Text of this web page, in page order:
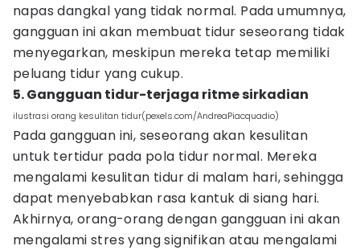
napas dangkal yang tidak normal. Pada umumnya,
gangguan ini akan membuat tidur seseorang tidak
menyegarkan, meskipun mereka tetap memiliki
peluang tidur yang cukup.
5. Gangguan tidur-terjaga ritme sirkadian
ilustrasi orang kesulitan tidur(pexels.com/AndreaPiacquadio)
Pada gangguan ini, seseorang akan kesulitan
untuk tertidur pada pola tidur normal. Mereka
mengalami kesulitan tidur di malam hari, sehingga
dapat menyebabkan rasa kantuk di siang hari.
Akhirnya, orang-orang dengan gangguan ini akan
mengalami stres yang signifikan atau mengalami